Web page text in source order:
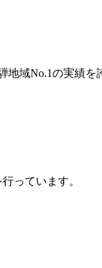
域No.1の実績を
っています。